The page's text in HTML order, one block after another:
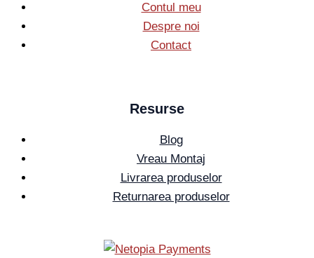
Contul meu
Despre noi
Contact
Resurse
Blog
Vreau Montaj
Livrarea produselor
Returnarea produselor